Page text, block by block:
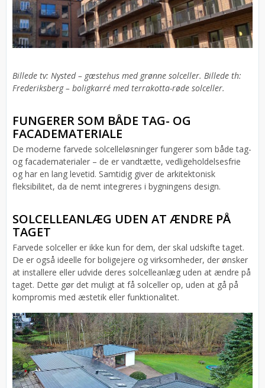
Billede tv: Nysted – gæstehus med grønne solceller. Billede th:
Frederiksberg – boligkarré med terrakotta-røde solceller.
FUNGERER SOM BÅDE TAG- OG
FACADEMATERIALE
De moderne farvede solcelleløsninger fungerer som både tag-
og facadematerialer – de er vandtætte, vedligeholdelsesfrie
og har en lang levetid. Samtidig giver de arkitektonisk
fleksibilitet, da de nemt integreres i bygningens design.
SOLCELLEANLÆG UDEN AT ÆNDRE PÅ
TAGET
Farvede solceller er ikke kun for dem, der skal udskifte taget.
De er også ideelle for boligejere og virksomheder, der ønsker
at installere eller udvide deres solcelleanlæg uden at ændre på
taget. Dette gør det muligt at få solceller op, uden at gå på
kompromis med æstetik eller funktionalitet.